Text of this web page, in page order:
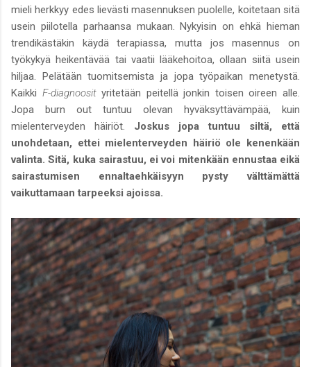
mieli herkkyy edes lievästi masennuksen puolelle, koitetaan sitä
usein piilotella parhaansa mukaan. Nykyisin on ehkä hieman
trendikästäkin käydä terapiassa, mutta jos masennus on
työkykyä heikentävää tai vaatii lääkehoitoa, ollaan siitä usein
hiljaa. Pelätään tuomitsemista ja jopa työpaikan menetystä.
Kaikki F-diagnoosityritetään peitellä jonkin toisen oireen alle.
Jopa burn out tuntuu olevan hyväksyttävämpää, kuin
mielenterveyden häiriöt. Joskus jopa tuntuu siltä, että
unohdetaan, ettei mielenterveyden häiriö ole kenenkään
valinta. Sitä, kuka sairastuu, ei voi mitenkään ennustaa eikä
sairastumisen ennaltaehkäisyyn pysty välttämättä
vaikuttamaan tarpeeksi ajoissa.